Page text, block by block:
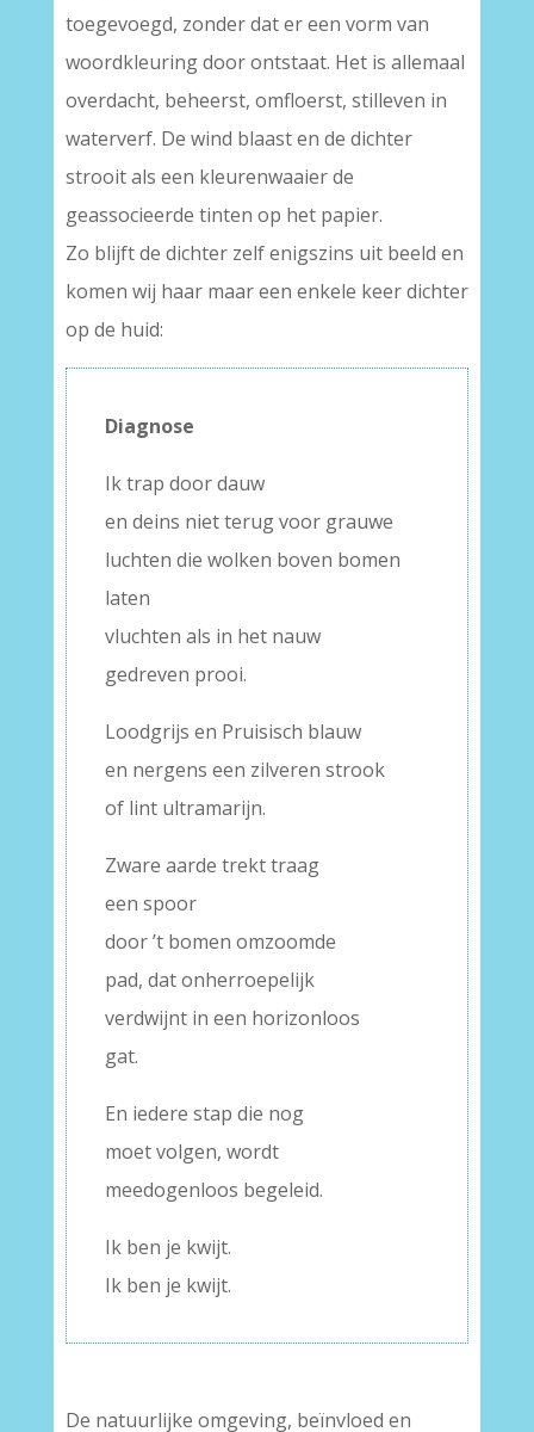
toegevoegd, zonder dat er een vorm van
woordkleuring door ontstaat. Het is allemaal
overdacht, beheerst, omfloerst, stilleven in
waterverf. De wind blaast en de dichter
strooit als een kleurenwaaier de
geassocieerde tinten op het papier.
Zo blijft de dichter zelf enigszins uit beeld en
komen wij haar maar een enkele keer dichter
op de huid:
Diagnose
Ik trap door dauw
en deins niet terug voor grauwe
luchten die wolken boven bomen
laten
vluchten als in het nauw
gedreven prooi.
Loodgrijs en Pruisisch blauw
en nergens een zilveren strook
of lint ultramarijn.
Zware aarde trekt traag
een spoor
door ’t bomen omzoomde
pad, dat onherroepelijk
verdwijnt in een horizonloos
gat.
En iedere stap die nog
moet volgen, wordt
meedogenloos begeleid.
Ik ben je kwijt.
Ik ben je kwijt.
De natuurlijke omgeving, beïnvloed en